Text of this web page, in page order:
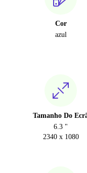
Cor
azul
Tamanho Do
6.3 "
2340 x 1080